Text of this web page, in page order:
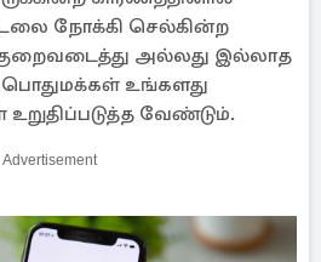
கடலை நோக்கி செல்கின்ற
அல்லது இல்லாத
பொதுமக்கள் உங்களது
வேண்டும்.
Advertisement